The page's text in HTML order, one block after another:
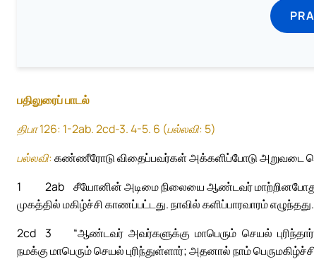
பதிலுரைப் பாடல்
திபா 126: 1-2ab. 2cd-3. 4-5. 6 (பல்லவி: 5)
பல்லவி:கண்ணீரோடு விதைப்பவர்கள் அக்களிப்போடு அறுவடை
1
சீயோனின் அடிமை நிலையை ஆண்டவர்
2ab
முகத்தில் மகிழ்ச்சி காணப்பட்டது. நாவில் களிப்பாரவாரம்
2cd
“ஆண்டவர் அவர்களுக்கு மாபெரும் செயல்
3
நமக்கு மாபெரும் செயல் புரிந்துள்ளார்; அதனால் நாம்